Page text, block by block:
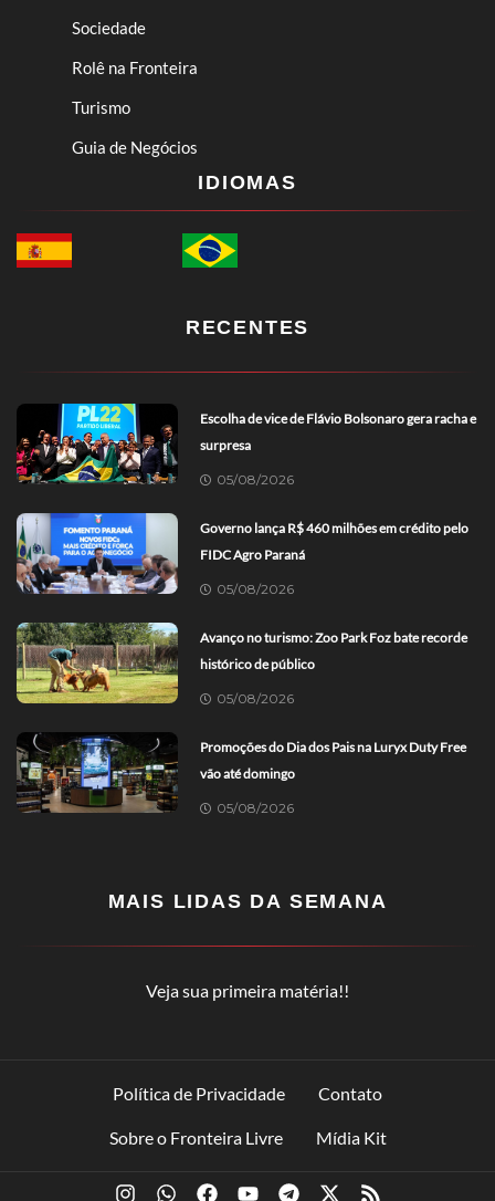
Sociedade
Rolê na Fronteira
Turismo
Guia de Negócios
IDIOMAS
RECENTES
Escolha de vice de Flávio Bolsonaro gera racha e
surpresa
05/08/2026
Governo lança R$ 460 milhões em crédito pelo
FIDC Agro Paraná
05/08/2026
Avanço no turismo: Zoo Park Foz bate recorde
histórico de público
05/08/2026
Promoções do Dia dos Pais na Luryx Duty Free
vão até domingo
05/08/2026
MAIS LIDAS DA SEMANA
Veja sua primeira matéria!!
Política de Privacidade Contato
Sobre o Fronteira Livre Mídia Kit